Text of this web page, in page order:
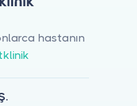
hastanın